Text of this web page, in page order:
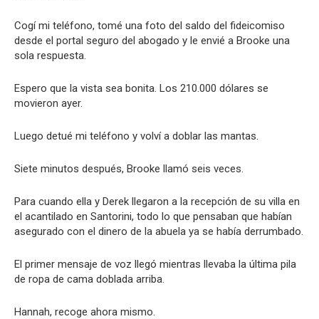
Cogí mi teléfono, tomé una foto del saldo del fideicomiso
desde el portal seguro del abogado y le envié a Brooke una
sola respuesta.
Espero que la vista sea bonita. Los 210.000 dólares se
movieron ayer.
Luego detué mi teléfono y volví a doblar las mantas.
Siete minutos después, Brooke llamó seis veces.
Para cuando ella y Derek llegaron a la recepción de su villa en
el acantilado en Santorini, todo lo que pensaban que habían
asegurado con el dinero de la abuela ya se había derrumbado.
El primer mensaje de voz llegó mientras llevaba la última pila
de ropa de cama doblada arriba.
Hannah, recoge ahora mismo.